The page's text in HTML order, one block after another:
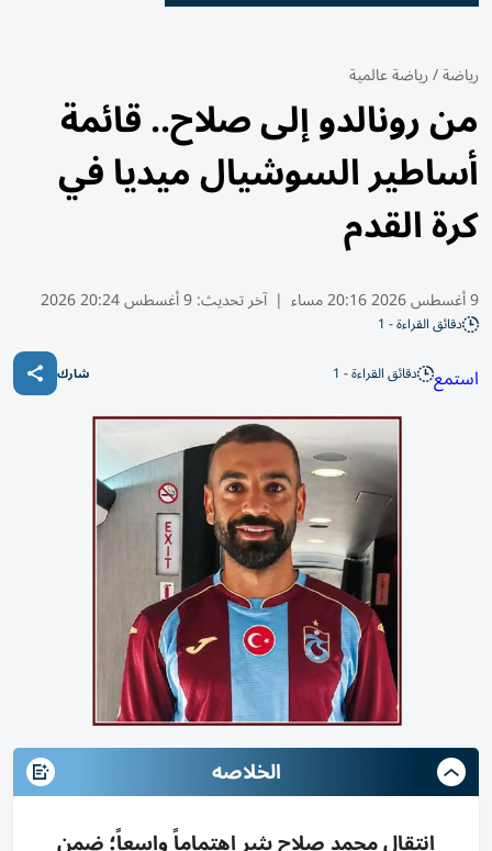
رياضة/رياضة عالمية
من رونالدو إلى صلاح.. قائمة
أساطير السوشيال ميديا في
كرة القدم
9 أغسطس 2026 20:16 مساء | آخر تحديث:9 أغسطس 20:24 2026
دقائق القراءة - 1
استمع دقائق القراءة - 1 شارك
الخلاصه